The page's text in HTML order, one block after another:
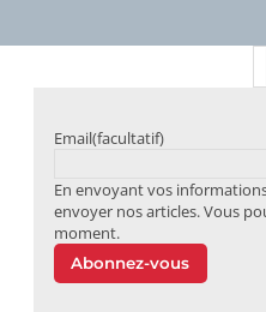
Email(facultatif)
En envoyant vos
envoyer nos articles. Vous
moment.
Abonnez-vous